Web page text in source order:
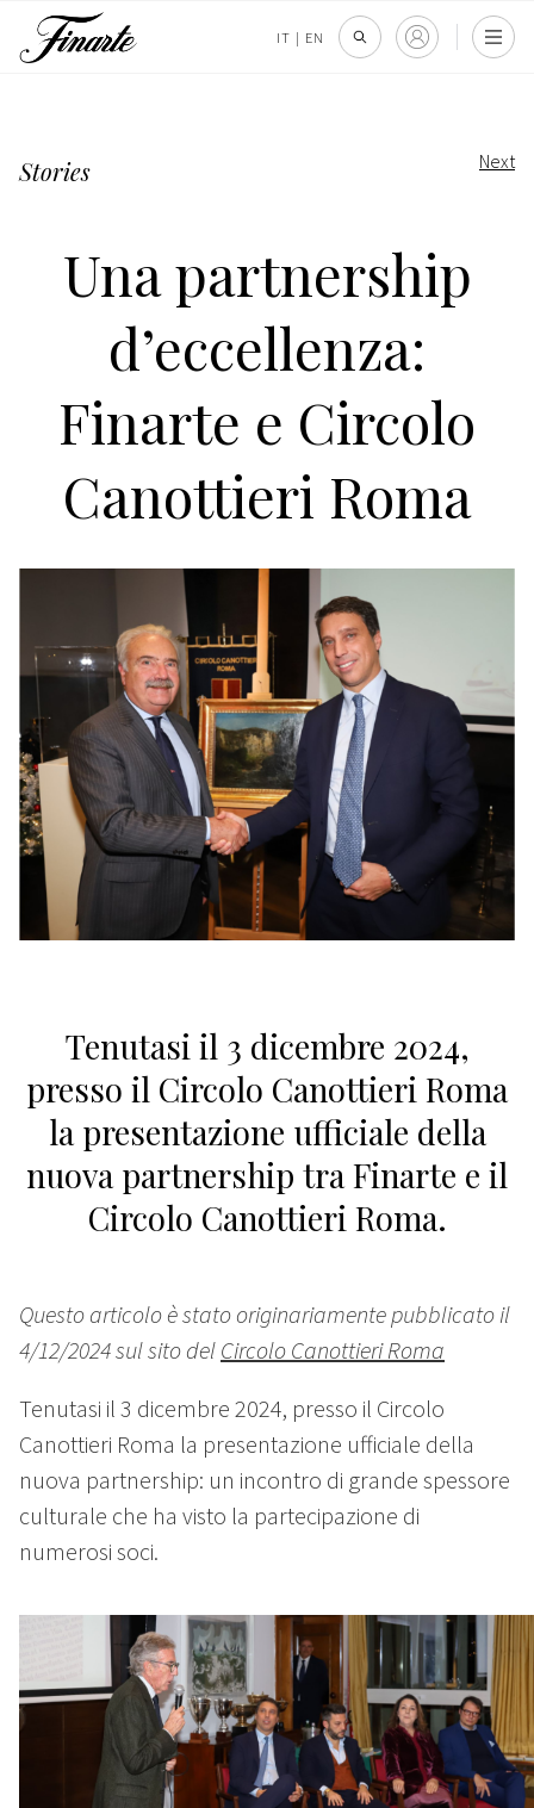
IT | EN
Stories Next
Una partnership
d’eccellenza:
Finarte e Circolo
Canottieri Roma
Tenutasi il 3 dicembre 2024,
presso il Circolo Canottieri Roma
la presentazione ufficiale della
nuova partnership tra Finarte e il
Circolo Canottieri Roma.
Questo articolo è stato originariamente pubblicato il
4/12/2024 sul sito del Circolo Canottieri Roma
Tenutasi il 3 dicembre 2024, presso il Circolo
Canottieri Roma la presentazione ufficiale della
nuova partnership: un incontro di grande spessore
culturale che ha visto la partecipazione di
numerosi soci.